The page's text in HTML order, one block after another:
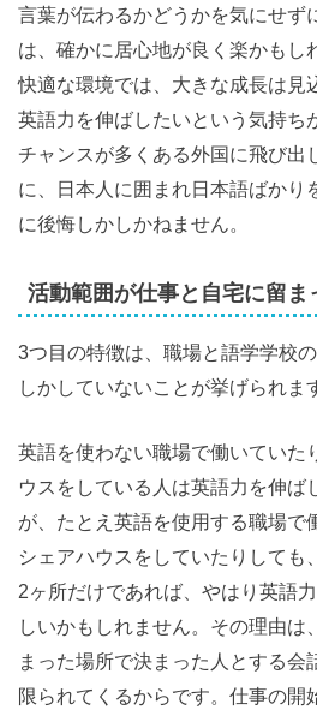
言葉が伝わるかどうかを気にせず
は、確かに居心地が良く楽かもし
快適な環境では、大きな成長は見
英語力を伸ばしたいという気持ち
チャンスが多くある外国に飛び出
に、日本人に囲まれ日本語ばかり
に後悔しかしかねません。
活動範囲が仕事と自宅に留ま
3つ目の特徴は、職場と語学学校
しかしていないことが挙げられま
英語を使わない職場で働いていた
ウスをしている人は英語力を伸ば
が、たとえ英語を使用する職場で
シェアハウスをしていたりしても
2ヶ所だけであれば、やはり英語
しいかもしれません。その理由は
まった場所で決まった人とする会
限られてくるからです。仕事の開